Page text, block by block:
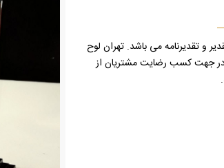
و تقدیرنامه می باشد. تهران لوح
در جهت کسب رضایت مشتریان از